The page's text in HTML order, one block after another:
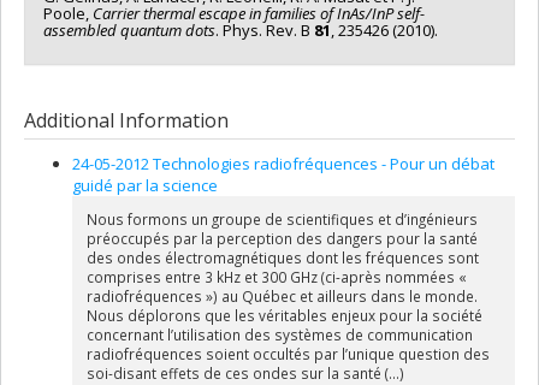
Poole, Carrier thermalescape in families of InAs/InP self-
assembled quantum dots. Phys. Rev. B 81, 235426 (2010).
Additional Information
24-05-2012 Technologies radiofréquences - Pour un débat
guidé par la science
Nous formons un groupe de scientifiques et d’ingénieurs
préoccupés par la perception des dangers pour la santé
des ondes électromagnétiques dont les fréquences sont
comprises entre 3 kHz et 300 GHz (ci-après nommées «
radiofréquences ») au Québec et ailleurs dans le monde.
Nous déplorons que les véritables enjeux pour la société
concernant l’utilisation des systèmes de communication
radiofréquences soient occultés par l’unique question des
soi-disant effets de ces ondes sur la santé (...)